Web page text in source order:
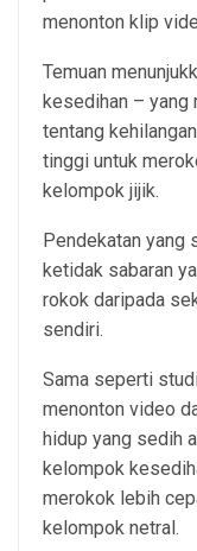
menonton klip
Temuan
kesedihan – yang
tentang
tinggi untuk
kelompok jijik.
Pendekatan yang
ketidak sabaran
rokok daripada
sendiri.
Sama seperti
menonton video
hidup yang sedih
kelompok
merokok lebih
kelompok netral.